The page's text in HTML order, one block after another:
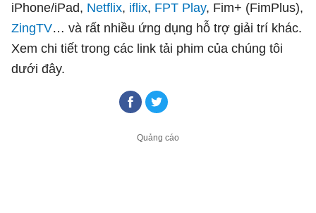
iPhone/iPad, Netflix, iflix, FPT Play, Fim+ (FimPlus),
ZingTV… và rất nhiều ứng dụng hỗ trợ giải trí khác.
Xem chi tiết trong các link tải phim của chúng tôi
dưới đây.